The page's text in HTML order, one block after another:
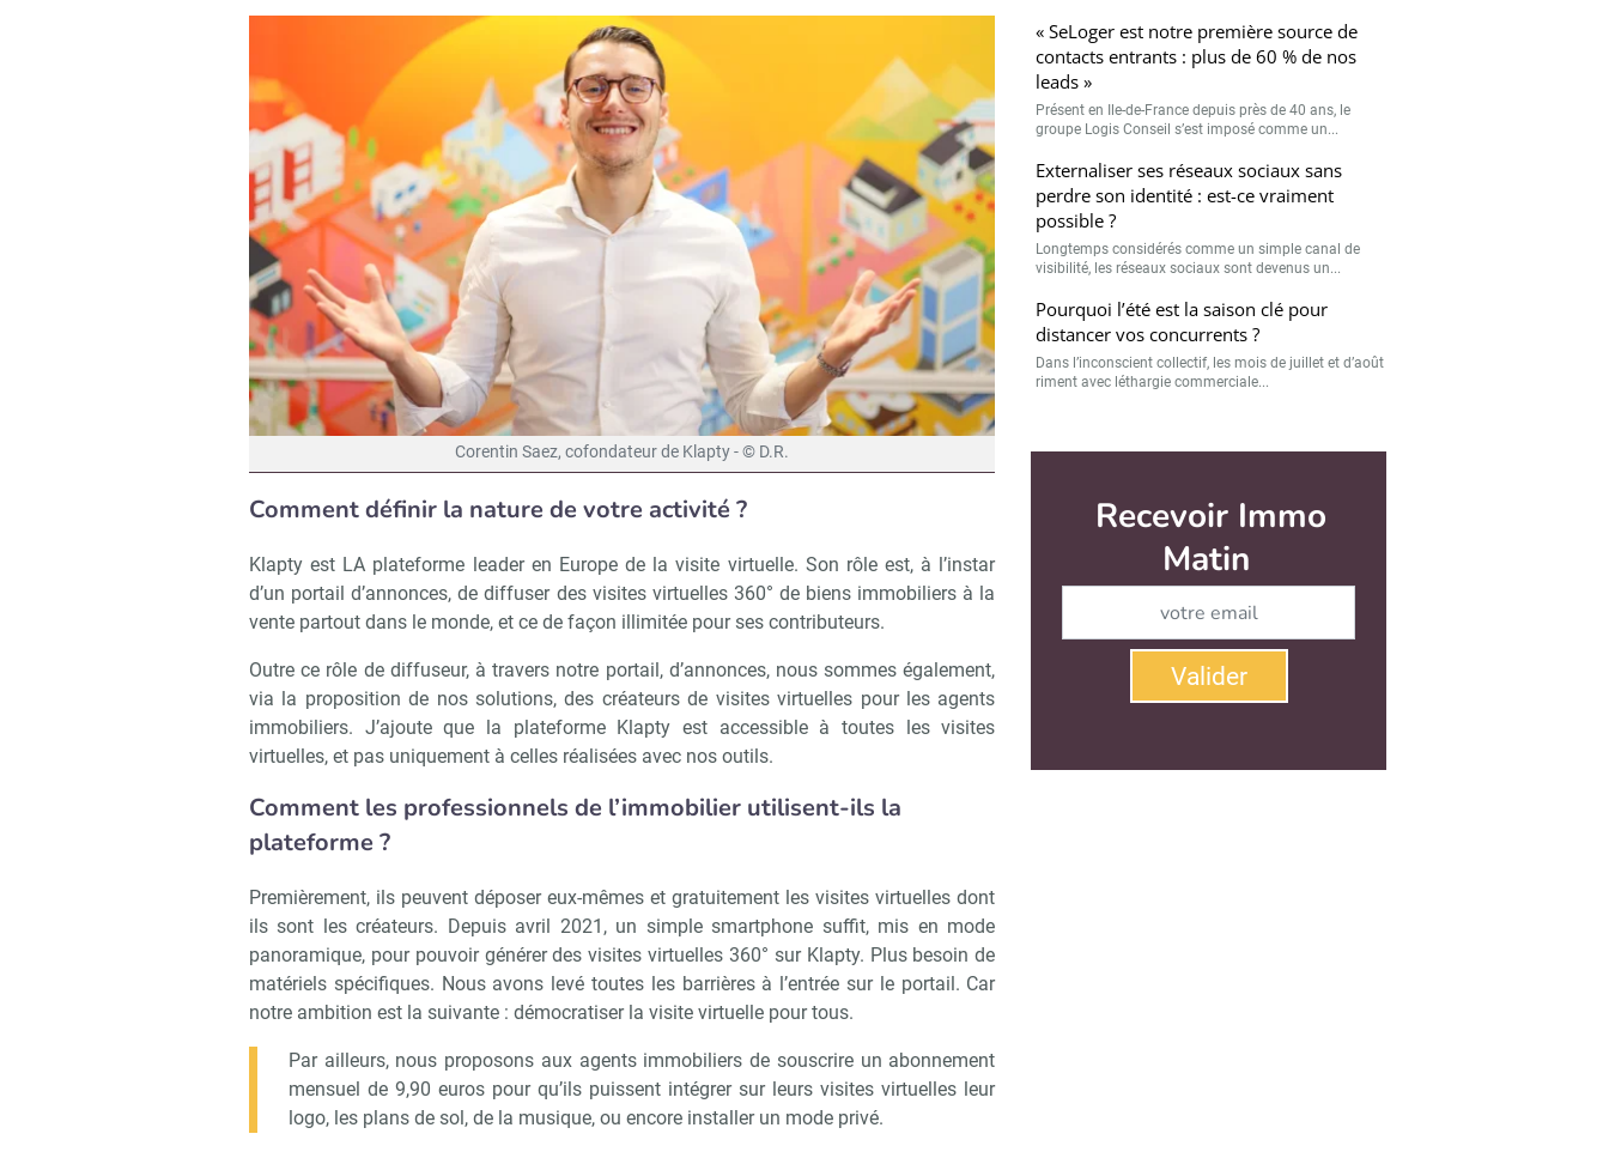
Corentin Saez, cofondateur de Klapty - © D.R.
Comment définir la nature de votre activité ?
Klapty est LA plateforme leader en Europe de la visite virtuelle. Son rôle est, à l’instar
d’un portail d’annonces, de diffuser des visites virtuelles 360° de biens immobiliers à la
vente partout dans le monde, et ce de façon illimitée pour ses contributeurs.
Outre ce rôle de diffuseur, à travers notre portail, d’annonces, nous sommes également,
via la proposition de nos solutions, des créateurs de visites virtuelles pour les agents
immobiliers. J’ajoute que la plateforme Klapty est accessible à toutes les visites
virtuelles, et pas uniquement à celles réalisées avec nos outils.
Comment les professionnels de l’immobilier utilisent-ils la
plateforme ?
Premièrement, ils peuvent déposer eux-mêmes et gratuitement les visites virtuelles dont
ils sont les créateurs. Depuis avril 2021, un simple smartphone suffit, mis en mode
panoramique, pour pouvoir générer des visites virtuelles 360° sur Klapty. Plus besoin de
matériels spécifiques. Nous avons levé toutes les barrières à l’entrée sur le portail. Car
notre ambition est la suivante : démocratiser la visite virtuelle pour tous.
Par ailleurs, nous proposons aux agents immobiliers de souscrire un abonnement
mensuel de 9,90 euros pour qu’ils puissent intégrer sur leurs visites virtuelles leur
logo, les plans de sol, de la musique, ou encore installer un mode privé.
« SeLoger est notre première source de
contacts entrants : plus de 60 % de nos
leads »
Présent en Ile-de-France depuis près de 40 ans, le
groupe Logis Conseil s’est imposé comme un...
Externaliser ses réseaux sociaux sans
perdre son identité : est-ce vraiment
possible ?
Longtemps considérés comme un simple canal de
visibilité, les réseaux sociaux sont devenus un...
Pourquoi l’été est la saison clé pour
distancer vos concurrents ?
Dans l’inconscient collectif, les mois de juillet et d’août
riment avec léthargie commerciale...
Recevoir Immo
Matin
Valider